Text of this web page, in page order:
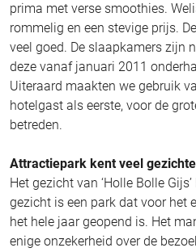
prima met verse smoothies.
rommelig en een stevige prijs.
veel goed. De slaapkamers zijn
deze vanaf januari 2011
Uiteraard maakten we gebruik
hotelgast als eerste, voor de
betreden.
Attractiepark kent veel
Het gezicht van ‘Holle Bolle
gezicht is een park dat voor het
het hele jaar geopend is. Het
enige onzekerheid over de